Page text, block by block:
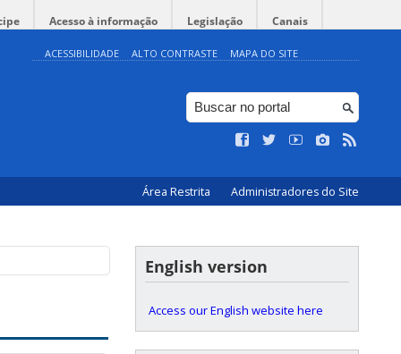
Acesso à informação Legislação Canais
ACESSIBILIDADE ALTO CONTRASTE MAPA DO SITE
Área Restrita Administradores do Site
da UFSC -
English version
Access our English website here